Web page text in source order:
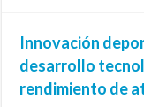
Innovación
desarrollo
rendimiento de